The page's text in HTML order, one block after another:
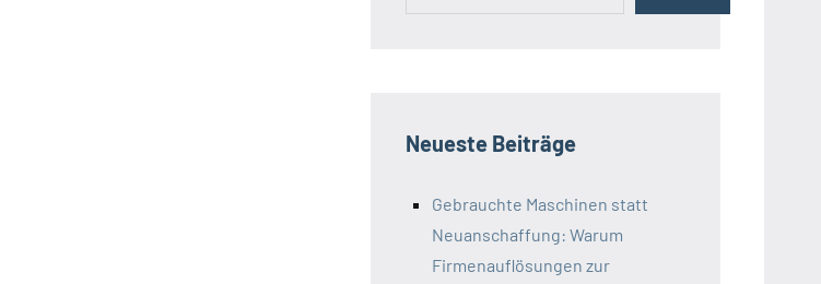
Neueste Beiträge
Gebrauchte Maschinen statt
Neuanschaffung: Warum
Firmenauflösungen zur